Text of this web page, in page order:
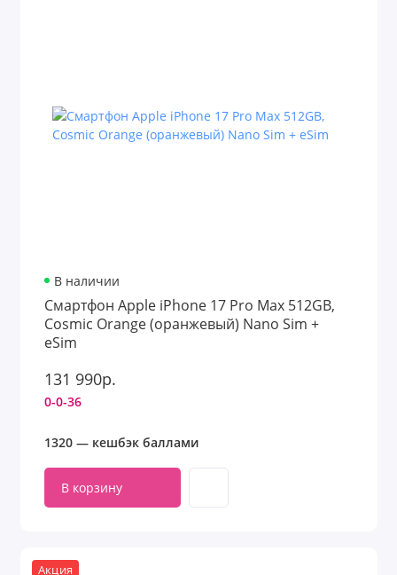
В наличии
Смартфон Apple iPhone 17 Pro Max 512GB,
Cosmic Orange (оранжевый) Nano Sim +
eSim
131 990р.
0-0-36
1320 — кешбэк баллами
В корзину
Акция